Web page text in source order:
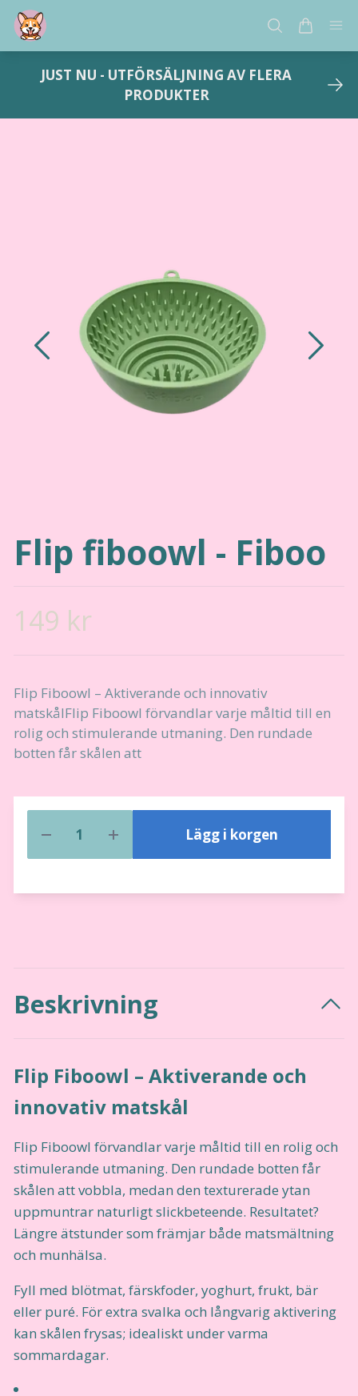
JUST NU - UTFÖRSÄLJNING AV FLERA
PRODUKTER
Flip fiboowl - Fiboo
149 kr
Flip Fiboowl – Aktiverande och innovativ
matskålFlip Fiboowl förvandlar varje måltid till en
rolig och stimulerande utmaning. Den rundade
botten får skålen att
Lägg i korgen
Beskrivning
Flip Fiboowl – Aktiverande och
innovativ matskål
Flip Fiboowl förvandlar varje måltid till en rolig och
stimulerande utmaning. Den rundade botten får
skålen att vobbla, medan den texturerade ytan
uppmuntrar naturligt slickbeteende. Resultatet?
Längre ätstunder som främjar både matsmältning
och munhälsa.
Fyll med blötmat, färskfoder, yoghurt, frukt, bär
eller puré. För extra svalka och långvarig aktivering
kan skålen frysas; idealiskt under varma
sommardagar.